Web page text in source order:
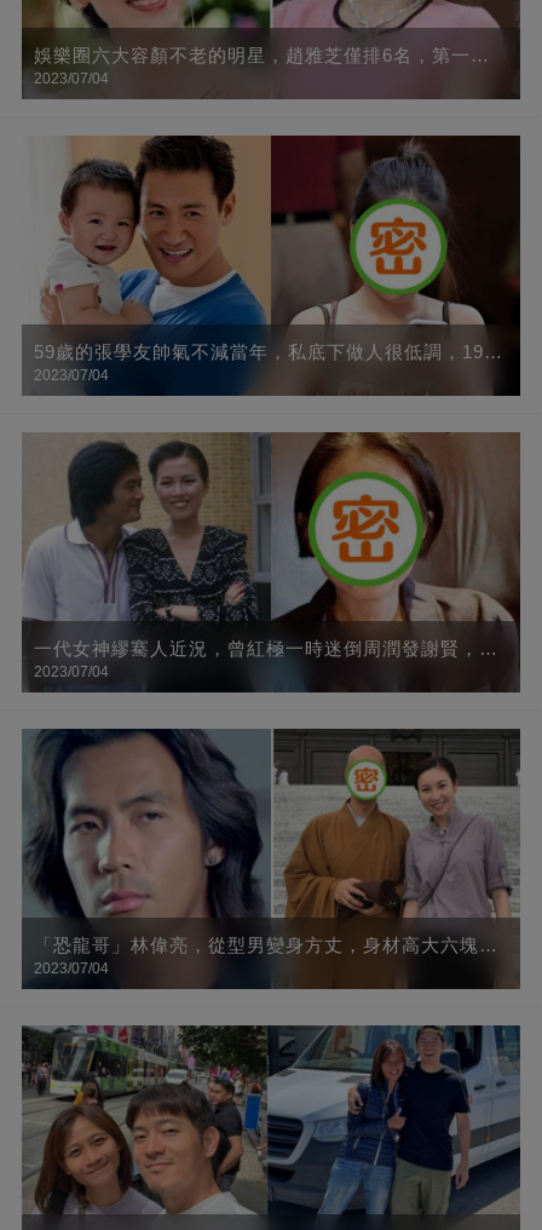
娛樂圈六大容顏不老的明星，趙雅芝僅排6名，第一名
看得心都醉了！
2023/07/04
59歲的張學友帥氣不減當年，私底下做人很低調，19歲
的女兒出鏡真美，樣子格外的清純可愛，網友：基因好
2023/07/04
一代女神繆騫人近況，曾紅極一時迷倒周潤發謝賢，63
歲氣質仍出眾網贊：知性、靈動
2023/07/04
「恐龍哥」林偉亮，從型男變身方丈，身材高大六塊腹
肌，33歲時忽然大徹大悟，出家11年容貌大變，網友：
2023/07/04